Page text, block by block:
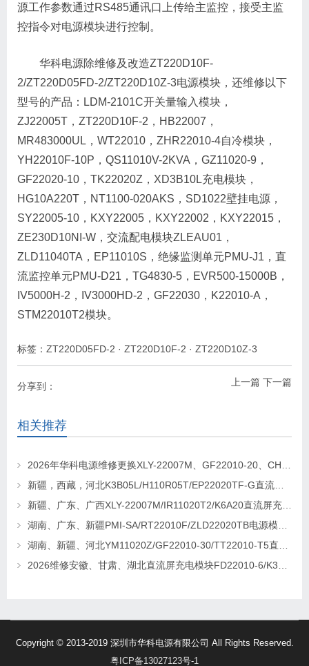
源工作参数通过RS485通讯口上传给主监控，接受主监
控指令对电源模块进行控制。
华科电源除维修及改造ZT220D10F-
2/ZT220D05FD-2/ZT220D10Z-3电源模块，还维修以下
型号的产品：LDM-2101C开关量输入模块，
ZJ22005T，ZT220D10F-2，HB22007，
MR483000UL，WT22010，ZHR22010-4自冷模块，
YH22010F-10P，QS11010V-2KVA，GZ11020-9，
GF22020-10，TK22020Z，XD3B10L充电模块，
HG10A220T，NT1100-020AKS，SD1022壁挂电源，
SY22005-10，KXY22005，KXY22002，KXY22015，
ZE230D10NI-W，交流配电模块ZLEAU01，
ZLD11040TA，EP11010S，绝缘监测单元PMU-J1，直
流监控单元PMU-D21，TG4830-5，EVR500-15000B，
IV5000H-2，IV3000HD-2，GF22030，K22010-A，
STM22010T2模块。
标签： ZT220D05FD-2 · ZT220D10F-2 · ZT220D10Z-3
上一篇 下一篇
分享到：
相关推荐
Copyright © 2013-2019 深圳市华科电源有限公司 All Rights Reserved.
粤ICP备13027123号-1